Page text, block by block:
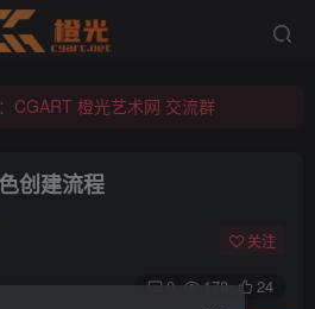
CGART 橙光艺术网 交流群
CGART 橙光艺术网 交流群
创建流程
关注
0 178 24